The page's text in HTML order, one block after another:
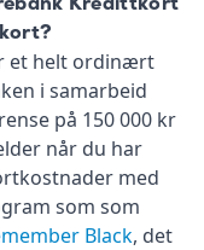
et helt ordinært
i samarbeid
på 150 000 kr
når du har
med
som som
Black, det